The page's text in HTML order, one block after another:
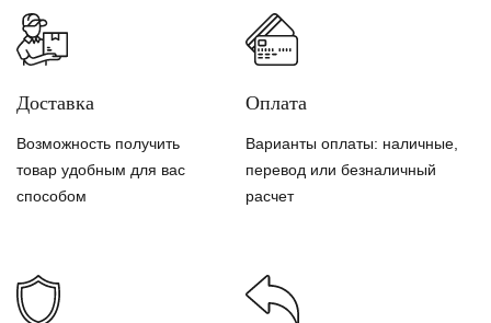
Доставка
Возможность получить
товар удобным для вас
способом
Оплата
Варианты оплаты: наличные,
перевод или безналичный
расчет